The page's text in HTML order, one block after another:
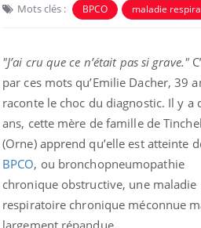
Mots clés : BPCO maladie
"J’ai cru que ce n’était pas si grave."
par ces mots qu’Emilie Dacher, 39
raconte le choc du diagnostic. Il y a
ans, cette mère de famille de
(Orne) apprend qu’elle est atteinte
BPCO, ou bronchopneumopathie
chronique obstructive, une maladie
respiratoire chronique méconnue
largement répandue.
Fatigue en vacances :
normal ou signe d’une
maladie ?
Et si les caries pouvaient
bientôt disparaître sans
plombage ?